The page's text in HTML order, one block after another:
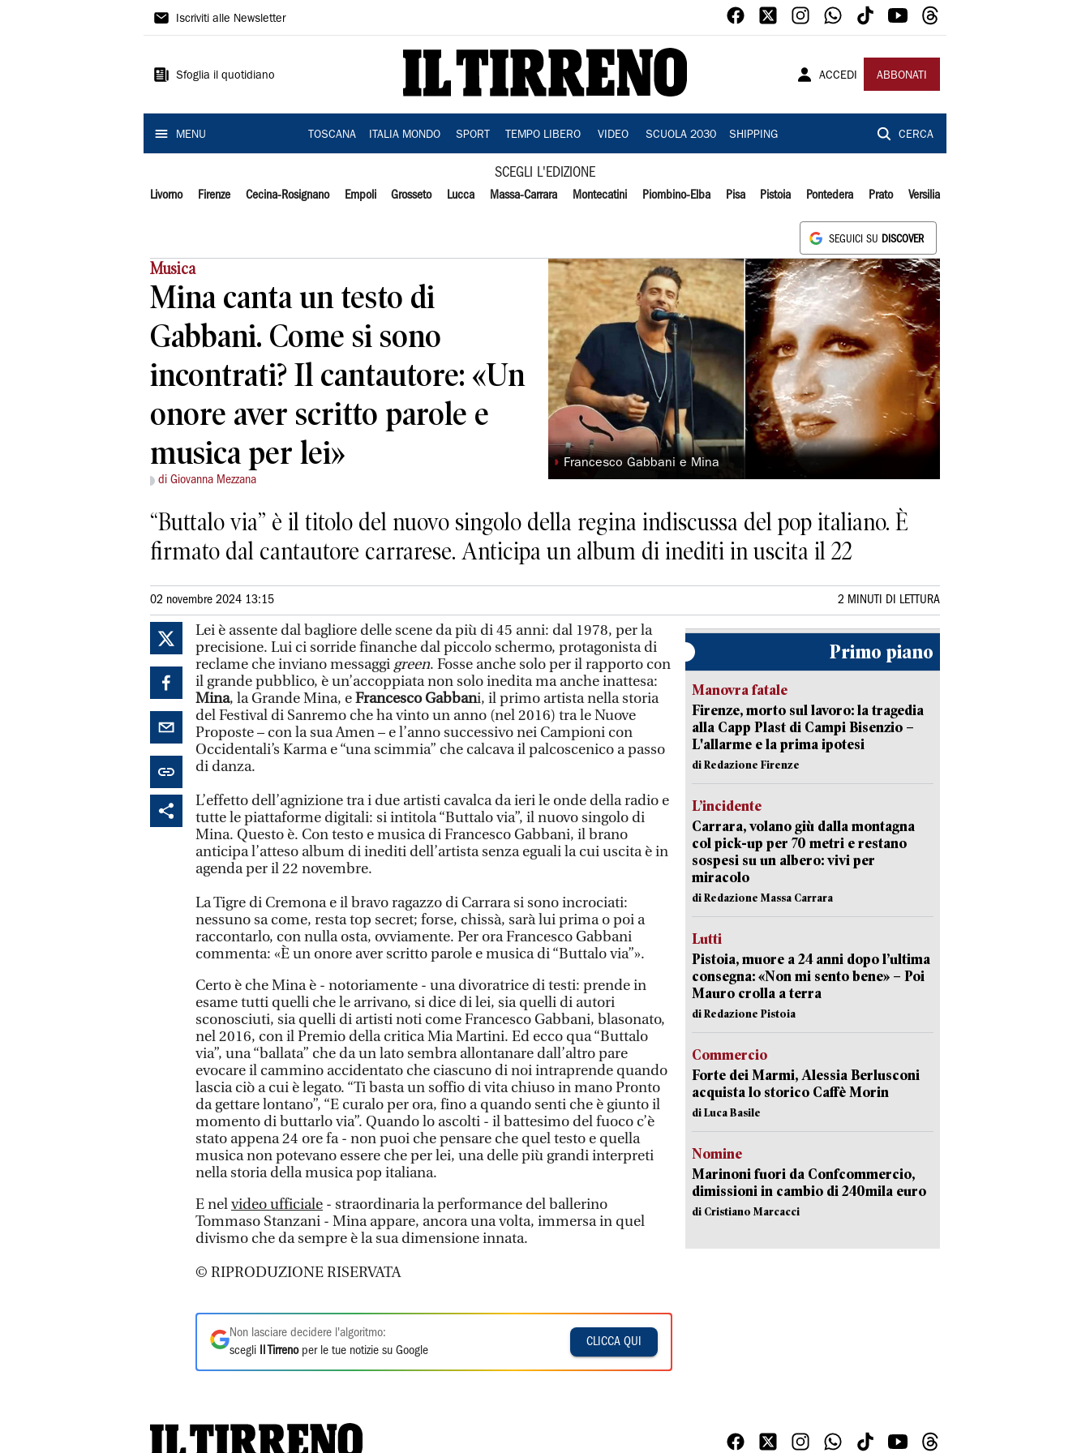
Il
Iscriviti alle Newsletter
Sfoglia il quotidiano ACCEDI ABBONATI
MENU TOSCANA ITALIA MONDO SPORT TEMPO LIBERO VIDEO SCUOLA 2030 SHIPPING CERCA
SCEGLI L'EDIZIONE
Livorno Firenze Cecina-Rosignano Empoli Grosseto Lucca Massa-Carrara Montecatini Piombino-Elba Pisa Pistoia Pontedera Prato Versilia
SEGUICI SU DISCOVER
Musica
Mina canta un testo di
Gabbani. Come si sono
incontrati? Il cantautore: «Un
onore aver scritto parole e
musica per lei»
di Giovanna Mezzana
◗ Francesco Gabbani e Mina
“Buttalo via” è il titolo del nuovo singolo della regina indiscussa del pop italiano. È
firmato dal cantautore carrarese. Anticipa un album di inediti in uscita il 22
02 novembre 2024 13:15 2 MINUTI DI LETTURA
Lei è assente dal bagliore delle scene da più di 45 anni: dal 1978, per la
precisione. Lui ci sorride finanche dal piccolo schermo, protagonista di
reclame che inviano messaggi green. Fosse anche solo per il rapporto con
il grande pubblico, è un’accoppiata non solo inedita ma anche inattesa:
Mina, la Grande Mina, eFrancesco Gabbani, il primo artista nella storia
del Festival di Sanremo che ha vinto un anno (nel 2016) tra le Nuove
Proposte – con la sua Amen – e l’anno successivo nei Campioni con
Occidentali’s Karma e “una scimmia” che calcava il palcoscenico a passo
di danza.
L’effetto dell’agnizione tra i due artisti cavalca da ieri le onde della radio e
tutte le piattaforme digitali: si intitola “Buttalo via”, il nuovo singolo di
Mina. Questo è. Con testo e musica di Francesco Gabbani, il brano
anticipa l’atteso album di inediti dell’artista senza eguali la cui uscita è in
agenda per il 22 novembre.
La Tigre di Cremona e il bravo ragazzo di Carrara si sono incrociati:
nessuno sa come, resta top secret; forse, chissà, sarà lui prima o poi a
raccontarlo, con nulla osta, ovviamente. Per ora Francesco Gabbani
commenta: «È un onore aver scritto parole e musica di “Buttalo via”».
Certo è che Mina è - notoriamente - una divoratrice di testi: prende in
esame tutti quelli che le arrivano, si dice di lei, sia quelli di autori
sconosciuti, sia quelli di artisti noti come Francesco Gabbani, blasonato,
nel 2016, con il Premio della critica Mia Martini. Ed ecco qua “Buttalo
via”, una “ballata” che da un lato sembra allontanare dall’altro pare
evocare il cammino accidentato che ciascuno di noi intraprende quando
lascia ciò a cui è legato. “Ti basta un soffio di vita chiuso in mano Pronto
da gettare lontano”, “E curalo per ora, fino a quando senti che è giunto il
momento di buttarlo via”. Quando lo ascolti - il battesimo del fuoco c’è
stato appena 24 ore fa - non puoi che pensare che quel testo e quella
musica non potevano essere che per lei, una delle più grandi interpreti
nella storia della musica pop italiana.
E nelvideo ufficiale - straordinaria la performance del ballerino
Tommaso Stanzani - Mina appare, ancora una volta, immersa in quel
divismo che da sempre è la sua dimensione innata.
© RIPRODUZIONE RISERVATA
Non lasciare decidere l'algoritmo:
scegli
Il Tirrenoper le tue notizie su Google
CLICCA QUI
Primo piano
Manovra fatale
Firenze, morto sul lavoro: la tragedia
alla Capp Plast di Campi Bisenzio –
L'allarme e la prima ipotesi
di Redazione Firenze
L’incidente
Carrara, volano giù dalla montagna
col pick-up per 70 metri e restano
sospesi su un albero: vivi per
miracolo
di Redazione Massa Carrara
Lutti
Pistoia, muore a 24 anni dopo l’ultima
consegna: «Non mi sento bene» – Poi
Mauro crolla a terra
di Redazione Pistoia
Commercio
Forte dei Marmi, Alessia Berlusconi
acquista lo storico Caffè Morin
di Luca Basile
Nomine
Marinoni fuori da Confcommercio,
dimissioni in cambio di 240mila euro
di Cristiano Marcacci